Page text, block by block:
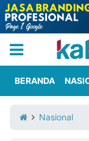
Iklan
Berita
Kami
BERANDA
Nasional